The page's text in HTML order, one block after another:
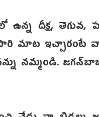
దీక్ష, తెగువ,
మాట
నమ్మండి.